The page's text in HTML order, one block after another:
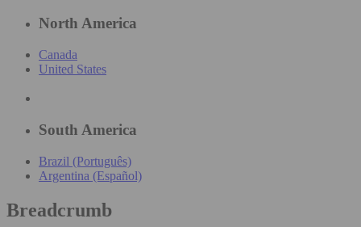
North America
Canada
United States
South America
Brazil (Português)
Argentina (Español)
Breadcrumb